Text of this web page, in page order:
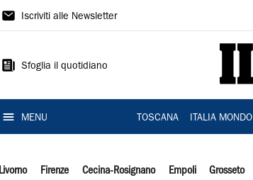
Il
Iscriviti alle Newsletter
Sfoglia il quotidiano
MENU TOSCANA ITALIA MONDO
Livorno Firenze Cecina-Rosignano Empoli Grosseto